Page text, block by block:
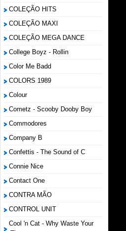
COLEÇÃO HITS
COLEÇÃO MAXI
COLEÇÃO MEGA DANCE
College Boyz ‎- Rollin
Color Me Badd
COLORS 1989
Colour
Cometz - Scooby Dooby Boy
Commodores
Company B
Confettis - The Sound of C
Connie Nice
Contact One
CONTRA MÃO
CONTROL UNIT
Cool 'n Cat - Why Waste Your